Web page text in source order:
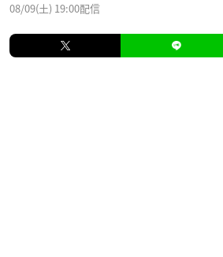
08/09(土) 19:00配信